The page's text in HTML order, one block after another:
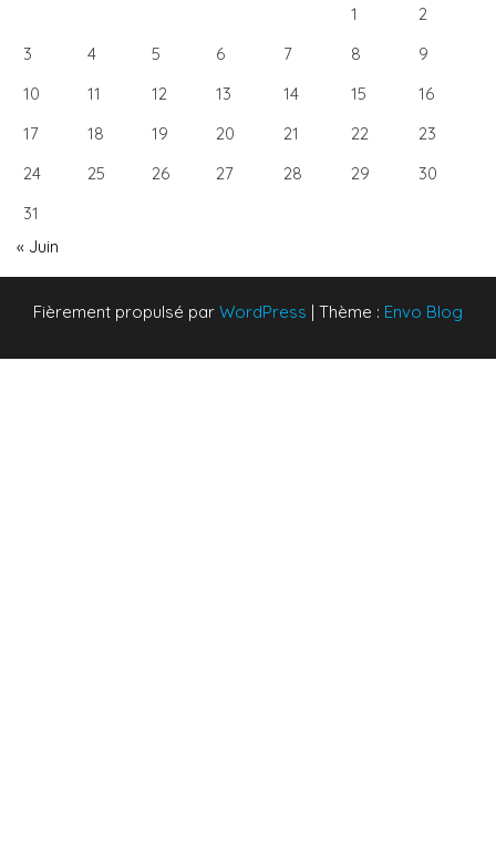
1
2
3
4 5 6 7 8
9
10
11 12 13 14 15
16
17
18 19 20 21 22
23
24
25 26 27 28 29
30
31
« Juin
Fièrement propulsé par WordPress | Thème : Envo Blog